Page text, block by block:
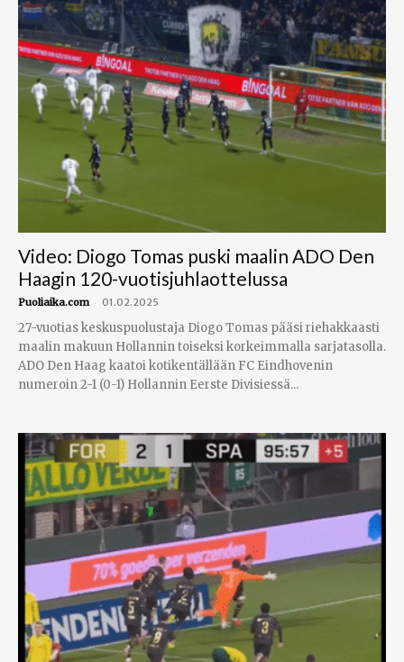
Video: Diogo Tomas puski maalin ADO Den
Haagin 120-vuotisjuhlaottelussa
Puoliaika.com - 01.02.2025
27-vuotias keskuspuolustaja Diogo Tomas pääsi riehakkaasti
maalin makuun Hollannin toiseksi korkeimmalla sarjatasolla.
ADO Den Haag kaatoi kotikentällään FC Eindhovenin
numeroin 2-1 (0-1) Hollannin Eerste Divisiessä...